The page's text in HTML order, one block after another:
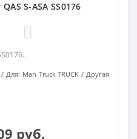
S-ASA SS0176
Для: Man Truck TRUCK
Другая
руб.